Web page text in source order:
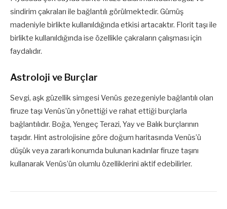
sindirim çakraları ile bağlantılı görülmektedir. Gümüş
madeniyle birlikte kullanıldığında etkisi artacaktır. Florit taşı ile
birlikte kullanıldığında ise özellikle çakraların çalışması için
faydalıdır.
Astroloji ve Burçlar
Sevgi, aşk güzellik simgesi Venüs gezegeniyle bağlantılı olan
firuze taşı Venüs’ün yönettiği ve rahat ettiği burçlarla
bağlantılıdır. Boğa, Yengeç Terazi, Yay ve Balık burçlarının
taşıdır. Hint astrolojisine göre doğum haritasında Venüs’ü
düşük veya zararlı konumda bulunan kadınlar firuze taşını
kullanarak Venüs’ün olumlu özelliklerini aktif edebilirler.